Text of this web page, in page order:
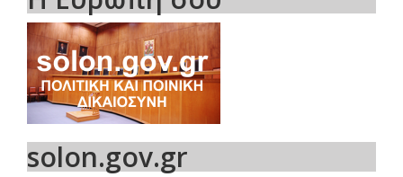
solon.gov.gr